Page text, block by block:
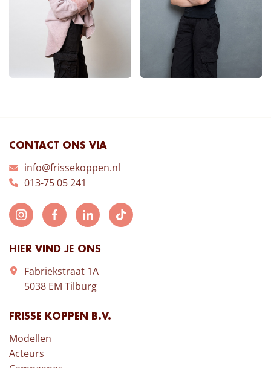
CONTACT ONS VIA
info@frissekoppen.nl
013-75 05 241
HIER VIND JE ONS
Fabriekstraat 1A
5038 EM Tilburg
FRISSE KOPPEN B.V.
Modellen
Acteurs